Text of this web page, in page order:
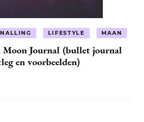
LIFESTYLE MAAN
Moon Journal (bullet journal
en voorbeelden)